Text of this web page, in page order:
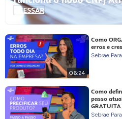
ACESSAR
06:24
Como
erros e
Sebrae
Como
passo
GRATUITA
Sebrae